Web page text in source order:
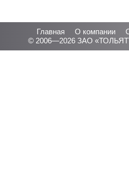
Главная О компании
© 2006—2026 ЗАО